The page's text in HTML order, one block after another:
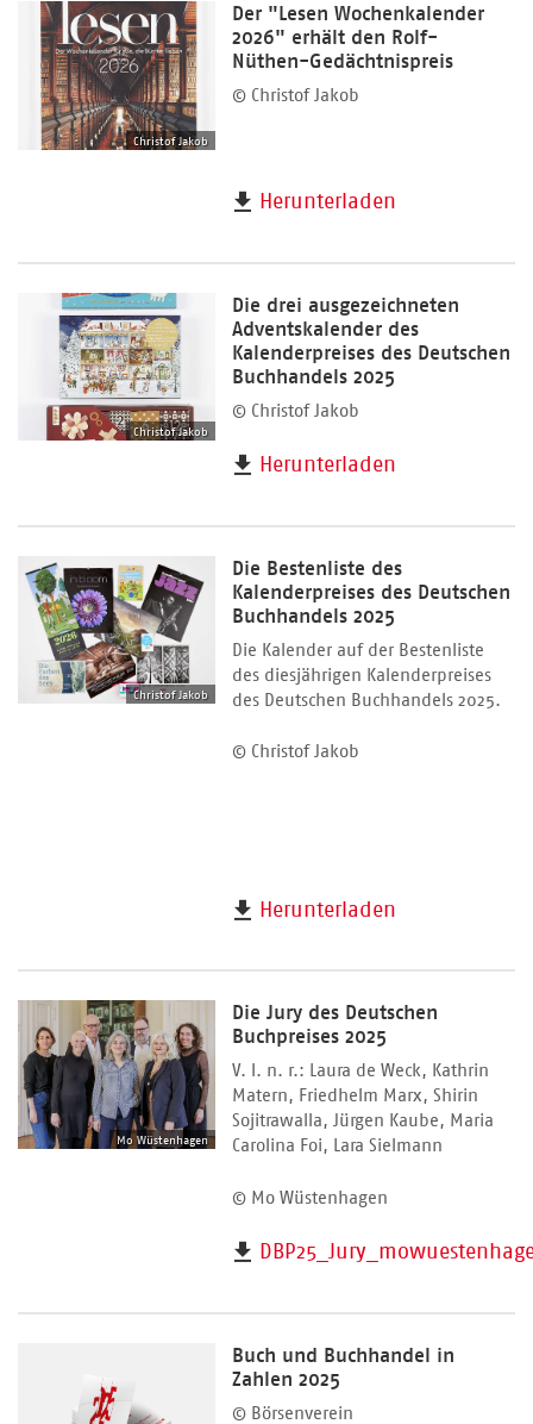
Christof Jakob
Der "Lesen Wochenkalender
2026" erhält den Rolf-
Nüthen-Gedächtnispreis
© Christof Jakob
Herunterladen
Christof Jakob
Die drei ausgezeichneten
Adventskalender des
Kalenderpreises des Deutschen
Buchhandels 2025
© Christof Jakob
Herunterladen
Christof Jakob
Die Bestenliste des
Kalenderpreises des Deutschen
Buchhandels 2025
Die Kalender auf der Bestenliste
des diesjährigen Kalenderpreises
des Deutschen Buchhandels 2025.
© Christof Jakob
Herunterladen
Mo Wüstenhagen
Die Jury des Deutschen
Buchpreises 2025
V. l. n. r.: Laura de Weck, Kathrin
Matern, Friedhelm Marx, Shirin
Sojitrawalla, Jürgen Kaube, Maria
Carolina Foi, Lara Sielmann
© Mo Wüstenhagen
Buch und Buchhandel in
Zahlen 2025
© Börsenverein